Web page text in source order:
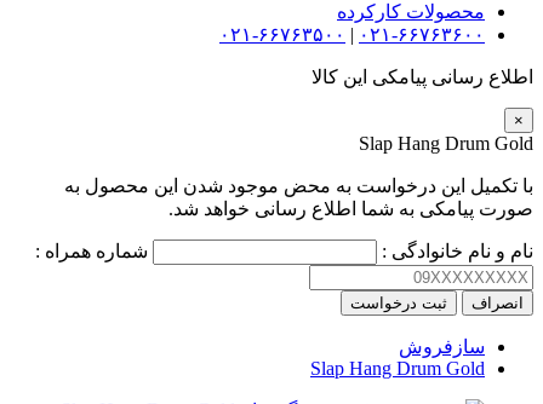
محصولات کارکرده
۰۲۱-۶۶۷۶۳۶۰۰ | ۰۲۱-۶۶۷۶۳۵۰۰
اطلاع رسانی پیامکی این کالا
×
Slap Hang Drum Gold
با تکمیل این درخواست به محض موجود شدن این محصول به
صورت پیامکی به شما اطلاع رسانی خواهد شد.
نام و نام خانوادگی : شماره همراه :
انصراف ثبت درخواست
سازفروش
Slap Hang Drum Gold